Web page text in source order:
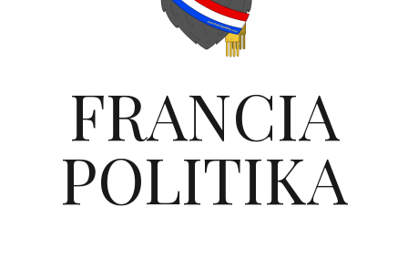
FRANCIA
POLITIKA